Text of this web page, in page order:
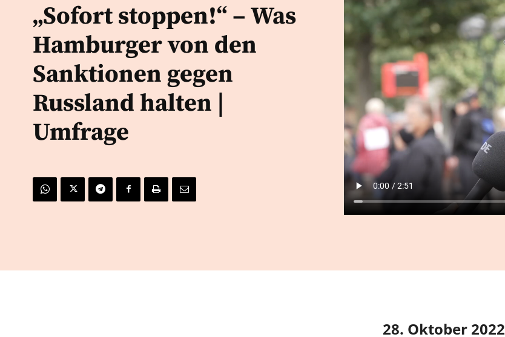
Kurier
„Sofort stoppen!“ – Was
Hamburger von den
Sanktionen gegen
Russland halten |
Umfrage
28. Oktober 2022